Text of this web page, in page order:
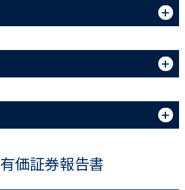
有価証券報告書